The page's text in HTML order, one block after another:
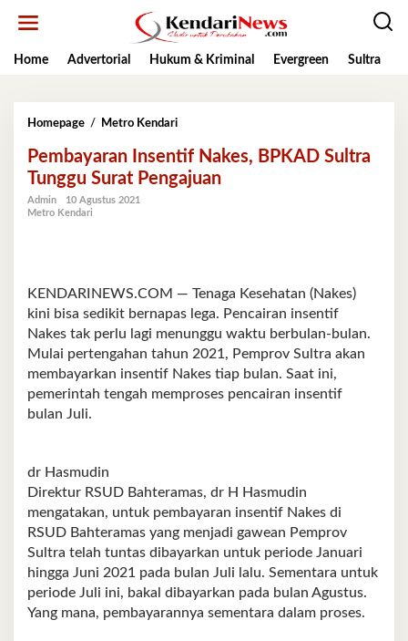
Home
Advertorial Hukum & Kriminal Evergreen Sultra
Homepage / Metro KendariPembayaran
Nakes,
BPKAD
Sultra
Pembayaran Insentif Nakes, BPKAD Sultra
Tunggu Surat Pengajuan
Admin
10 Agustus 2021
Metro Kendari
KENDARINEWS.COM — Tenaga Kesehatan (Nakes)
kini bisa sedikit bernapas lega. Pencairan insentif
Nakes tak perlu lagi menunggu waktu berbulan-bulan.
Mulai pertengahan tahun 2021, Pemprov Sultra akan
membayarkan insentif Nakes tiap bulan. Saat ini,
pemerintah tengah memproses pencairan insentif
bulan Juli.
dr Hasmudin
Direktur RSUD Bahteramas, dr H Hasmudin
mengatakan, untuk pembayaran insentif Nakes di
RSUD Bahteramas yang menjadi gawean Pemprov
Sultra telah tuntas dibayarkan untuk periode Januari
hingga Juni 2021 pada bulan Juli lalu. Sementara untuk
periode Juli ini, bakal dibayarkan pada bulan Agustus.
Yang mana, pembayarannya sementara dalam proses.